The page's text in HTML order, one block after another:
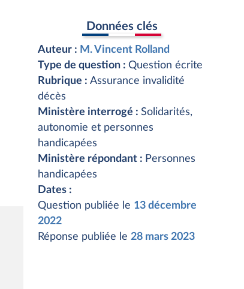
Données clés
Auteur : M. Vincent Rolland
Type de question : Question écrite
Rubrique : Assurance invalidité
décès
Ministère interrogé : Solidarités,
autonomie et personnes
handicapées
Ministère répondant : Personnes
handicapées
Dates :
Question publiée le 13 décembre
2022
Réponse publiée le 28 mars 2023